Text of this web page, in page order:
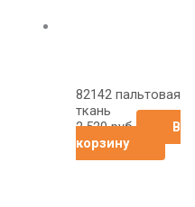
82142 пальтовая
ткань
2,520руб
В
корзину